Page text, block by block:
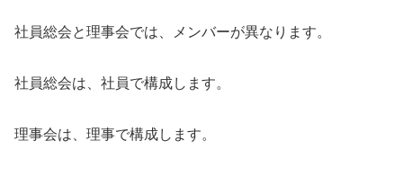
社員総会と理事会では、メンバーが異なります。
社員総会は、社員で構成します。
理事会は、理事で構成します。